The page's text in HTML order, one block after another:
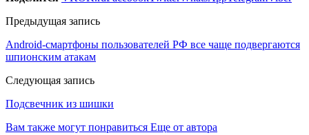
Предыдущая запись
Android-смартфоны пользователей РФ все чаще подвергаются
шпионским атакам
Следующая запись
Подсвечник из шишки
Вам также могут понравиться Еще от автора